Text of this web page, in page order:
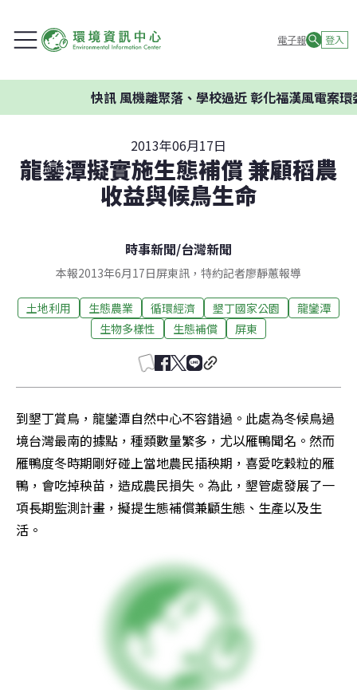
電子報 登入
風機離聚落、學校過近 彰化福漢風電案環委建議不
2013年06月17日
龍鑾潭擬實施生態補償 兼顧稻農
收益與候鳥生命
時事新聞/台灣新聞
本報2013年6月17日屏東訊，特約記者廖靜蕙報導
土地利用 生態農業 循環經濟 墾丁國家公園
龍鑾潭
生物多樣性
生態補償 屏東
到墾丁賞鳥，龍鑾潭自然中心不容錯過。此處為冬候鳥過
境台灣最南的據點，種類數量繁多，尤以雁鴨聞名。然而
雁鴨度冬時期剛好碰上當地農民插秧期，喜愛吃穀粒的雁
鴨，會吃掉秧苗，造成農民損失。為此，墾管處發展了一
項長期監測計畫，擬提生態補償兼顧生態、生產以及生
活。